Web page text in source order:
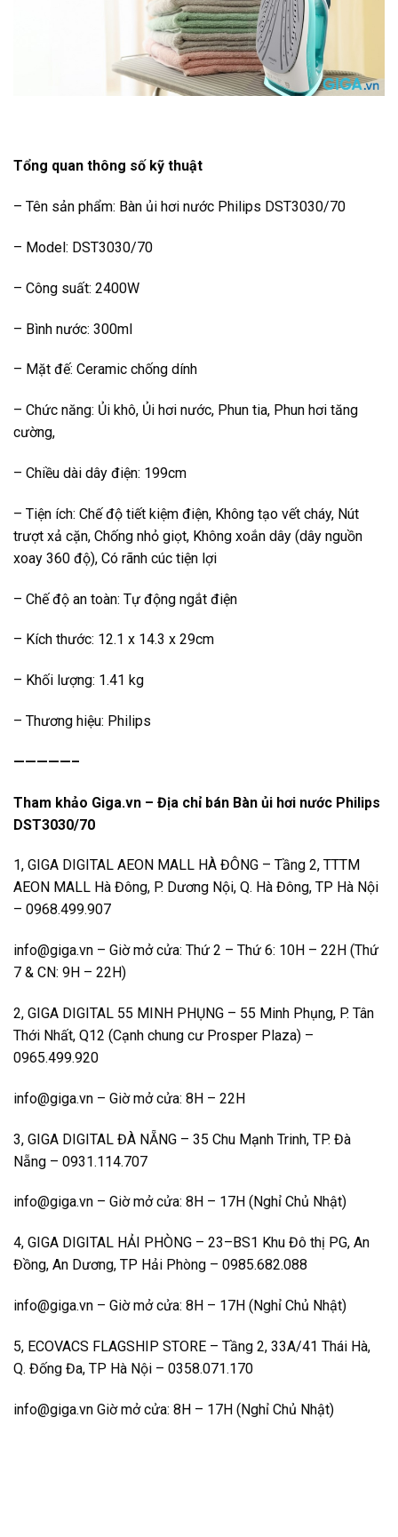
Tổng quan thông số kỹ thuật
– Tên sản phẩm: Bàn ủi hơi nước Philips DST3030/70
– Model: DST3030/70
– Công suất: 2400W
– Bình nước: 300ml
– Mặt đế: Ceramic chống dính
– Chức năng: Ủi khô, Ủi hơi nước, Phun tia, Phun hơi tăng
cường,
– Chiều dài dây điện: 199cm
– Tiện ích: Chế độ tiết kiệm điện, Không tạo vết cháy, Nút
trượt xả cặn, Chống nhỏ giọt, Không xoắn dây (dây nguồn
xoay 360 độ), Có rãnh cúc tiện lợi
– Chế độ an toàn: Tự động ngắt điện
– Kích thước: 12.1 x 14.3 x 29cm
– Khối lượng: 1.41 kg
– Thương hiệu: Philips
—————–
Tham khảo Giga.vn – Địa chỉ bán Bàn ủi hơi nước Philips
DST3030/70
1, GIGA DIGITAL AEON MALL HÀ ĐÔNG – Tầng 2, TTTM
AEON MALL Hà Đông, P. Dương Nội, Q. Hà Đông, TP Hà Nội
– 0968.499.907
info@giga.vn – Giờ mở cửa: Thứ 2 – Thứ 6: 10H – 22H (Thứ
7 & CN: 9H – 22H)
2, GIGA DIGITAL 55 MINH PHỤNG – 55 Minh Phụng, P. Tân
Thới Nhất, Q12 (Cạnh chung cư Prosper Plaza) –
0965.499.920
info@giga.vn – Giờ mở cửa: 8H – 22H
3, GIGA DIGITAL ĐÀ NẴNG – 35 Chu Mạnh Trinh, TP. Đà
Nẵng – 0931.114.707
info@giga.vn – Giờ mở cửa: 8H – 17H (Nghỉ Chủ Nhật)
4, GIGA DIGITAL HẢI PHÒNG – 23–BS1 Khu Đô thị PG, An
Đồng, An Dương, TP Hải Phòng – 0985.682.088
info@giga.vn – Giờ mở cửa: 8H – 17H (Nghỉ Chủ Nhật)
5, ECOVACS FLAGSHIP STORE – Tầng 2, 33A/41 Thái Hà,
Q. Đống Đa, TP Hà Nội – 0358.071.170
info@giga.vn Giờ mở cửa: 8H – 17H (Nghỉ Chủ Nhật)